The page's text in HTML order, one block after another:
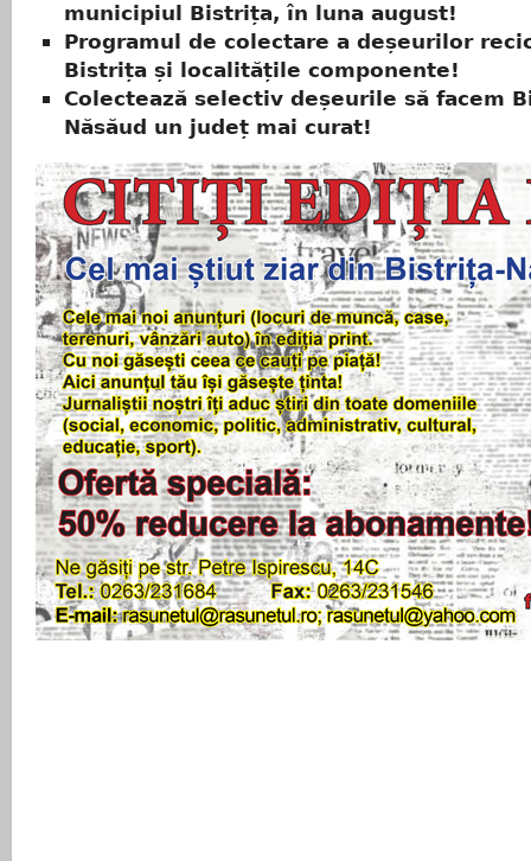
municipiul Bistrița, în luna august!
Programul de colectare a deșeurilor
Bistrița și localitățile componente!
Colectează selectiv deșeurile să facem
Năsăud un județ mai curat!